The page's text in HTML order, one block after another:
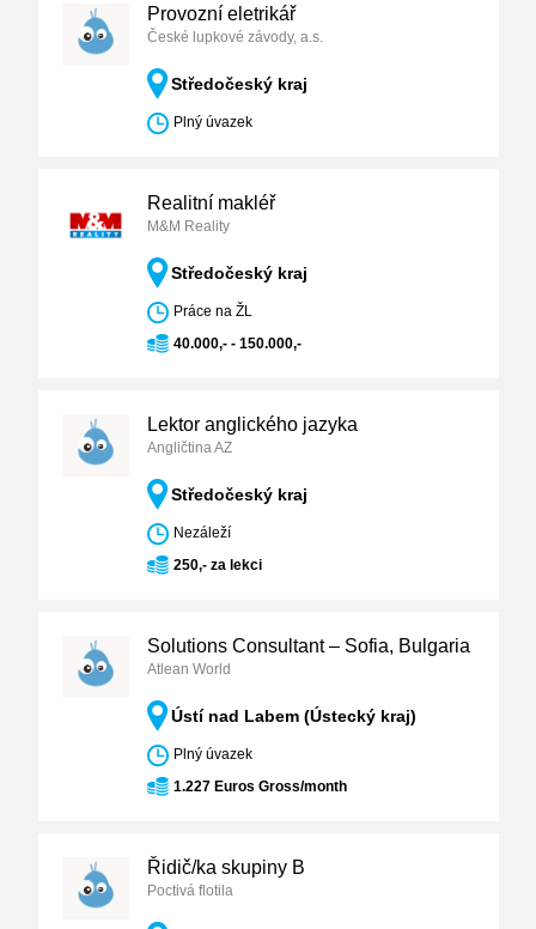
Provozní eletrikář
České lupkové závody, a.s.
Středočeský kraj
Plný úvazek
Realitní makléř
M&M Reality
Středočeský kraj
Práce na ŽL
40.000,- - 150.000,-
Lektor anglického jazyka
Angličtina AZ
Středočeský kraj
Nezáleží
250,- za lekci
Solutions Consultant – Sofia, Bulgaria
Atlean World
Ústí nad Labem (Ústecký kraj)
Plný úvazek
1.227 Euros Gross/month
Řidič/ka skupiny B
Poctivá flotila